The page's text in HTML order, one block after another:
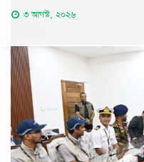
৩ আগস্ট, ২০২৬